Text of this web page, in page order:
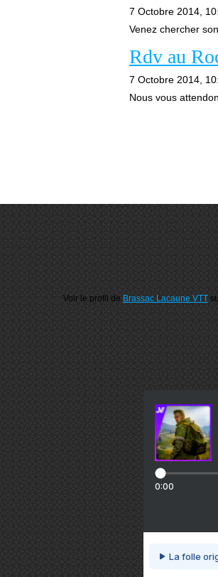
7 Octobre 2014,
Venez chercher
Rdv au
7 Octobre 2014,
Nous vous
Voir le profil deBrassac Lacaune VTT
0:00
La folle